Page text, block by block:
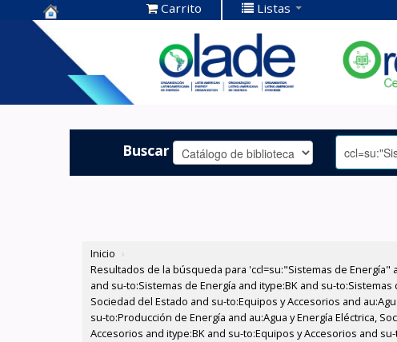
Centro de
Documentación
OLADE -
Carrito Listas
Buscar
Inicio ›
Resultados de la búsqueda para 'ccl=su:"Sistemas de Energía"
and su-to:Sistemas de Energía and itype:BK and su-
Sociedad del Estado and su-to:Equipos y Accesorios and
su-to:Producción de Energía and au:Agua y Energía Eléctrica,
Accesorios and itype:BK and su-to:Equipos y Accesorios and